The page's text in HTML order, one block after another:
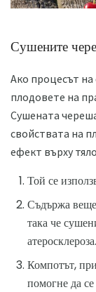
Сушените
Ако процесът
плодовете на
Сушената
свойствата на
ефект върху
Той се
Съдържа
така че
атеросклероза.
Компотът,
помогне да